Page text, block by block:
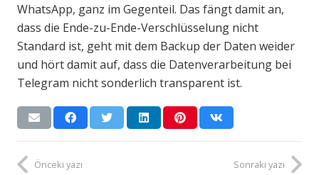
WhatsApp, ganz im Gegenteil. Das fängt damit an,
dass die Ende-zu-Ende-Verschlüsselung nicht
Standard ist, geht mit dem Backup der Daten weider
und hört damit auf, dass die Datenverarbeitung bei
Telegram nicht sonderlich transparent ist.
Önceki yazı Sonraki yazı